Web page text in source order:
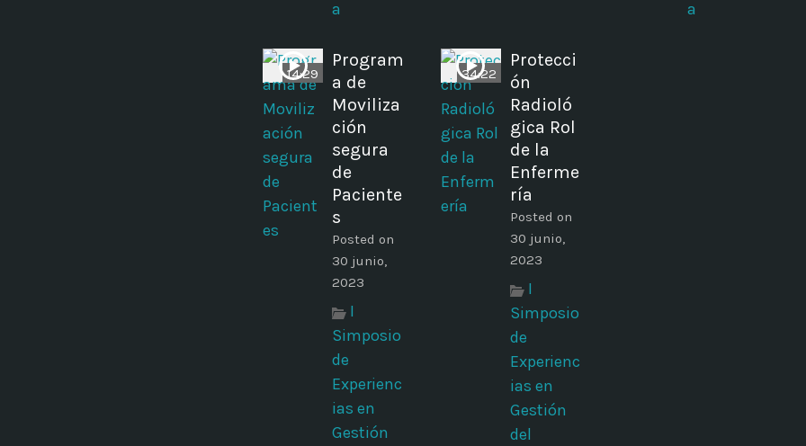
a a
14:29
Program
a de
Moviliza
ción
segura
de
Paciente
s
Posted on
30 junio,
2023
I
Simposio
de
Experienc
ias en
Gestión
34:22
Protecci
ón
Radioló
gica Rol
de la
Enferme
ría
Posted on
30 junio,
2023
I
Simposio
de
Experienc
ias en
Gestión
del